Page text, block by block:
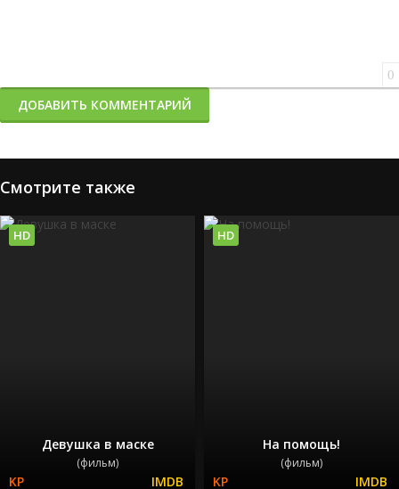
0
ДОБАВИТЬ КОММЕНТАРИЙ
Смотрите также
Девушка в маске
(фильм)
HD
На помощь!
(фильм)
HD